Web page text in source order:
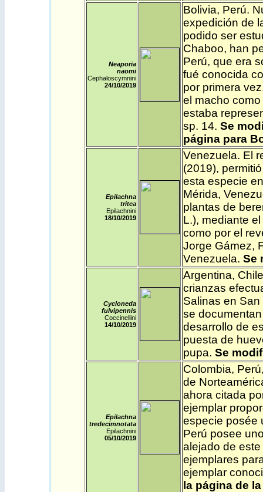
Neaporia
naomi
Cephaloscymnini
24/10/2019
Bolivia, Perú.
expedición de
podido ser
Chaboo, han
Perú, que era
fué conocida
por primera
el macho
estaba
sp. 14. Se
página para
Epilachna
tritea
Epilachnini
18/10/2019
Venezuela. El
(2019),
esta especie
Mérida,
plantas de
L.), mediante
como por el
Jorge Gámez,
Venezuela. Se
Cycloneda
fulvipennis
Coccinellini
14/10/2019
Argentina, Chile
crianzas
Salinas en
se
desarrollo de
puesta de
pupa. Se
Epilachna
tredecimnotata
Epilachnini
05/10/2019
Colombia, Perú
de
ahora citada
ejemplar
especie posée
Perú posee
alejado de
ejemplares
ejemplar
la página de